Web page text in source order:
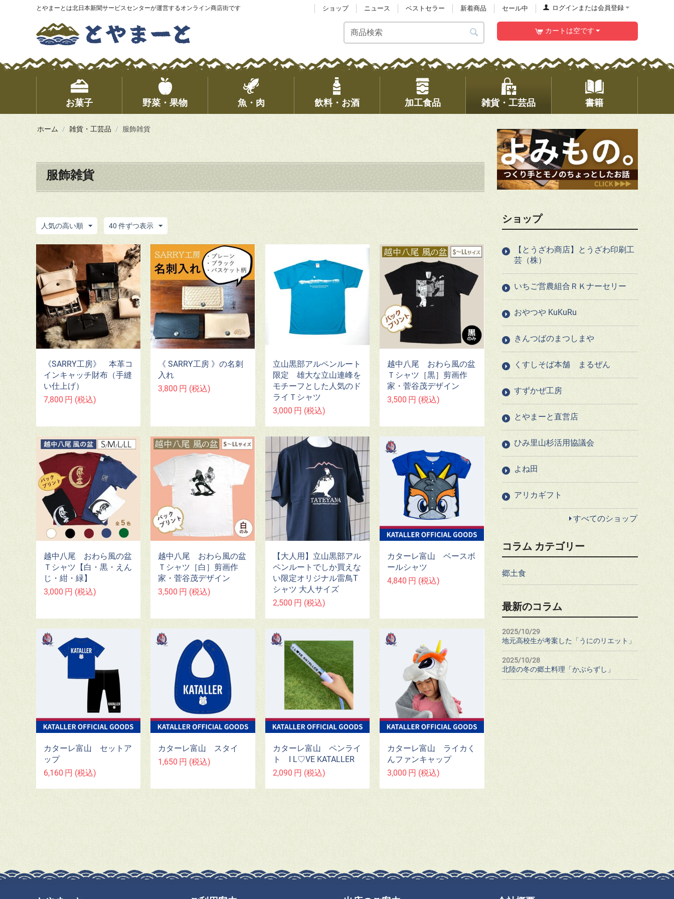
とやまーとは北日本新聞サービスセンターが運営するオンライン商店街です ログインまたは会員登録
ショップ ニュース ベストセラー 新着商品 セール中
カートは空です
お菓子 野菜・果物 魚・肉 飲料・お酒 加工食品 雑貨・工芸品 書籍
ホーム / 雑貨・工芸品 / 服飾雑貨
服飾雑貨
人気の高い順 40 件ずつ表示
《SARRY工房》 本革コ
インキャッチ財布（手縫
い仕上げ）
7,800 円 (税込)
《 SARRY工房 》の名刺
入れ
3,800 円 (税込)
立山黒部アルペンルート
限定 ​雄大な立山連峰を
モチーフとした人気のド
ライＴシャツ
3,000 円 (税込)
越中八尾 おわら風の盆
Ｔシャツ［黒］剪画作
家・菅谷茂デザイン
3,500 円 (税込)
越中八尾 おわら風の盆
Ｔシャツ【白・黒・えん
じ・紺・緑】
3,000 円 (税込)
越中八尾 おわら風の盆
Ｔシャツ［白］剪画作
家・菅谷茂デザイン
3,500 円 (税込)
【大人用】立山黒部アル
ペンルートでしか買えな
い限定オリジナル雷鳥T
シャツ 大人サイズ
2,500 円 (税込)
カターレ富山 ベースボ
ールシャツ
4,840 円 (税込)
カターレ富山 セットア
ップ
6,160 円 (税込)
カターレ富山 スタイ
1,650 円 (税込)
カターレ富山 ペンライ
ト I L♡VE KATALLER
2,090 円 (税込)
カターレ富山 ライカく
んファンキャップ
3,000 円 (税込)
ショップ
【とうざわ商店】とうざわ印刷工
芸（株）
いちご営農組合ＲＫナーセリー
おやつや KuKuRu
きんつばのまつしまや
くすしそば本舗 まるぜん
すずかぜ工房
とやまーと直営店
ひみ里山杉活用協議会
よね田
アリカギフト
すべてのショップ
コラム カテゴリー
郷土食
最新のコラム
2025/10/29
地元高校生が考案した「うにのリエット」
2025/10/28
北陸の冬の郷土料理「かぶらずし」